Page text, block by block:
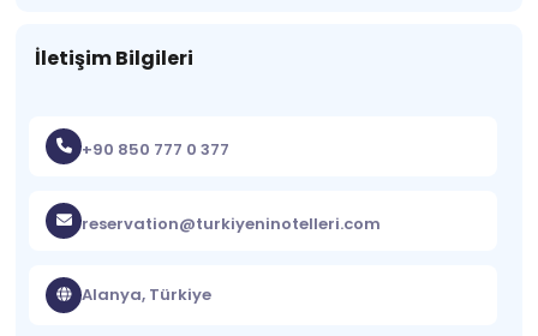
İletişim Bilgileri
+90 850 777 0 377
reservation@turkiyeninotelleri.com
Alanya, Türkiye